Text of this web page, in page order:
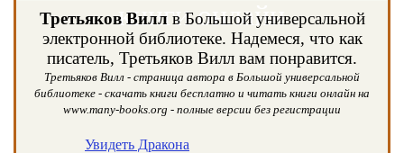
книги онлайн
Третьяков Виллв Большой универсальной
электронной библиотеке. Надемеся, что как
писатель, Третьяков Вилл вам понравится.
Третьяков Вилл - страница автора в Большой универсальной
библиотеке - скачать книги бесплатно и читать книги онлайн на
www.many-books.org - полные версии без регистрации
Увидеть Дракона